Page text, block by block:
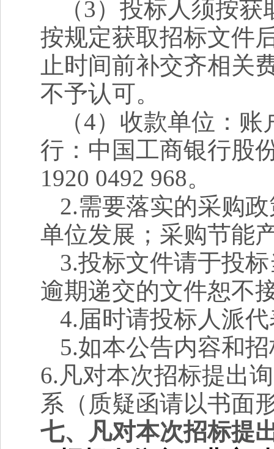
（3）投标人须按
按规定获取招标文件
止时间前补交齐相关
不予认可。
（4）收款单位：
行：中国工商银行股
1920 0492 968。
2.需要落实的采购
单位发展；采购节能
3.投标文件请于投
逾期递交的文件恕不
4.届时请投标人派
5.如本公告内容和
6. 凡对本次招标提出
系（质疑函请以书面
七、 凡对本次招标提